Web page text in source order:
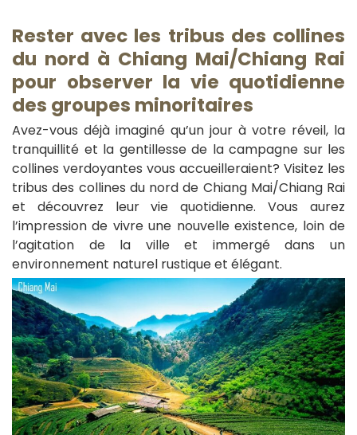
Rester avec les tribus des collines
du nord à Chiang Mai/Chiang Rai
pour observer la vie quotidienne
des groupes minoritaires
Avez-vous déjà imaginé qu’un jour à votre réveil, la
tranquillité et la gentillesse de la campagne sur les
collines verdoyantes vous accueilleraient? Visitez les
tribus des collines du nord de Chiang Mai/Chiang Rai
et découvrez leur vie quotidienne. Vous aurez
l’impression de vivre une nouvelle existence, loin de
l’agitation de la ville et immergé dans un
environnement naturel rustique et élégant.